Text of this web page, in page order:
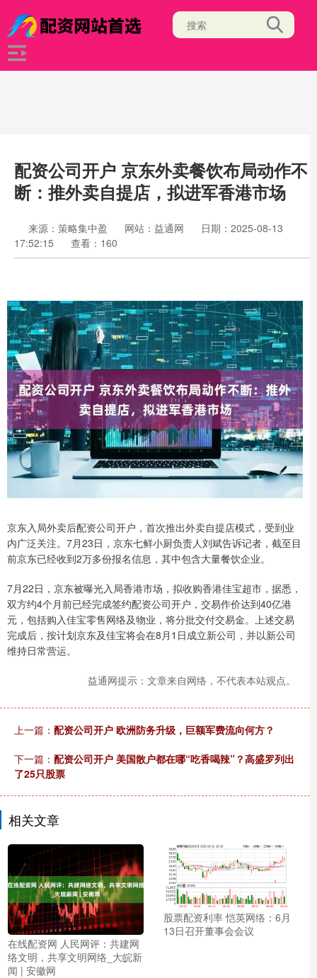
配资公司开户 京东外卖餐饮布局动作不
断：推外卖自提店，拟进军香港市场
来源：策略集中盈 网站：益通网
日期：2025-08-13
17:52:15
查看：160
京东入局外卖后配资公司开户，首次推出外卖自提店模式，受到业
内广泛关注。7月23日，京东七鲜小厨负责人刘斌告诉记者，截至目
前京东已经收到2万多份报名信息，其中包含大量餐饮企业。
7月22日，京东被曝光入局香港市场，拟收购香港佳宝超市，据悉，
双方约4个月前已经完成签约配资公司开户，交易作价达到40亿港
元，包括购入佳宝零售网络及物业，将分批交付交易金。上述交易
完成后，按计划京东及佳宝将会在8月1日成立新公司，并以新公司
维持日常营运。
益通网提示：文章来自网络，不代表本站观点。
上一篇： 配资公司开户 欧洲防务升级，巨额军费流向何方？
下一篇： 配资公司开户 美国散户都在哪“吃香喝辣”？高盛罗列出
了25只股票
相关文章
在线配资网 人民网评：共建网
络文明，共享文明网络_大皖新
闻 | 安徽网
股票配资利率 恺英网络：6月
13日召开董事会会议